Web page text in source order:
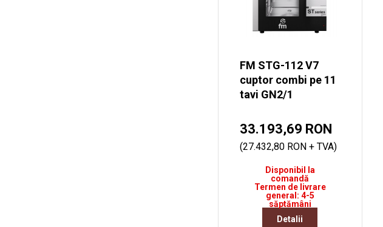
FM STG-112 V7
cuptor combi pe 11
tavi GN2/1
33.193,69 RON
(27.432,80 RON + TVA)
Disponibil la
comandă
Termen de livrare
general: 4-5
săptămâni
Detalii